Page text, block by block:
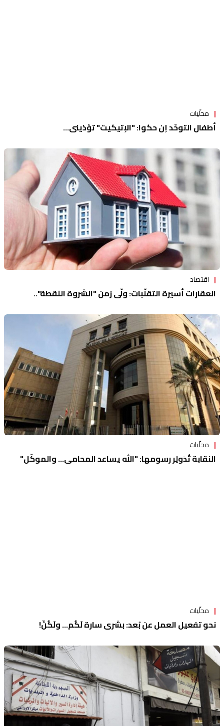
محلّيات
أطفال التوحّد إن حكوا: "الإتيكيت" تؤذيني...
اقتصاد
العقارات أسيرة التقلّبات: ولّى زمن "الشروة اللَقطة"..
محلّيات
النقابة تُدَولِر رسومها: "الله يساعد المحامي... والموكّل"
محلّيات
نحو تفعيل العمل عن بُعد: بشرى سارة لَكُم... ولَكُنّ!